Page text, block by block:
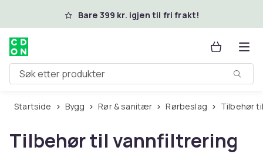
Hopp til hovedinnholdBare 399 kr. igjen til fri frakt!
Søk etter produkter
Startside Bygg Rør & sanitær Rørbeslag Tilbehør
Tilbehør til vannfiltrering